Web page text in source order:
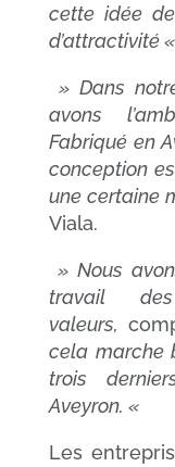
cette idée
d’attractivité «
» Dans
avons
Fabriqué en
conception
une certaine
Viala.
» Nous
travail
valeurs,
cela marche
trois
Aveyron. «
Les